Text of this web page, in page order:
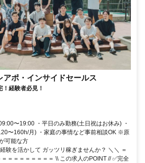
アポ・インサイドセールス
経験者必見！
〜19:00 ・平日のみ勤務(土日祝はお休み) ・
〜160h/月) ・家庭の事情など事前相談OK ※原
可能な方
験を活かして ガッツリ稼ぎませんか？ ＼＼ ＝
＝＝＝＝＝＝＝＝ \\ この求人のPOINT // ✅完全